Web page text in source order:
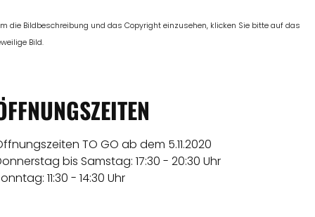
die Bildbeschreibung und das Copyright einzusehen, klicken Sie bitte auf das
Bild.
TO GO ab dem 5.11.2020
bis Samstag: 17:30 - 20:30 Uhr
11:30 - 14:30 Uhr